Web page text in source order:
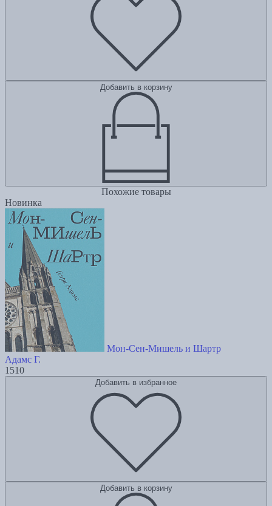
Добавить в корзину
Похожие товары
Новинка
Мон-Сен-Мишель и Шартр
Адамс Г.
1510
Добавить в избранное
Добавить в корзину